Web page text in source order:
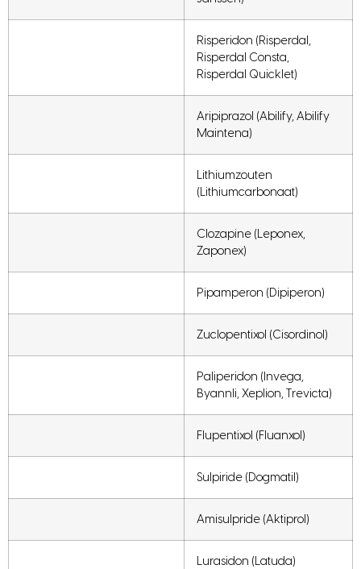
Risperidon (Risperdal,
Risperdal Consta,
Risperdal Quicklet)
Aripiprazol (Abilify, Abilify
Maintena)
Lithiumzouten
(Lithiumcarbonaat)
Clozapine (Leponex,
Zaponex)
Pipamperon (Dipiperon)
Zuclopentixol (Cisordinol)
Paliperidon (Invega,
Byannli, Xeplion, Trevicta)
Flupentixol (Fluanxol)
Sulpiride (Dogmatil)
Amisulpride (Aktiprol)
Lurasidon (Latuda)